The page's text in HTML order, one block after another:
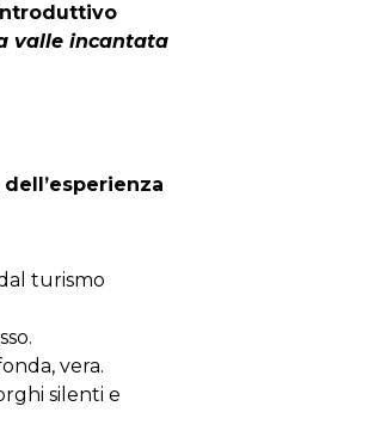
valle incantata
turismo
vera.
silenti e